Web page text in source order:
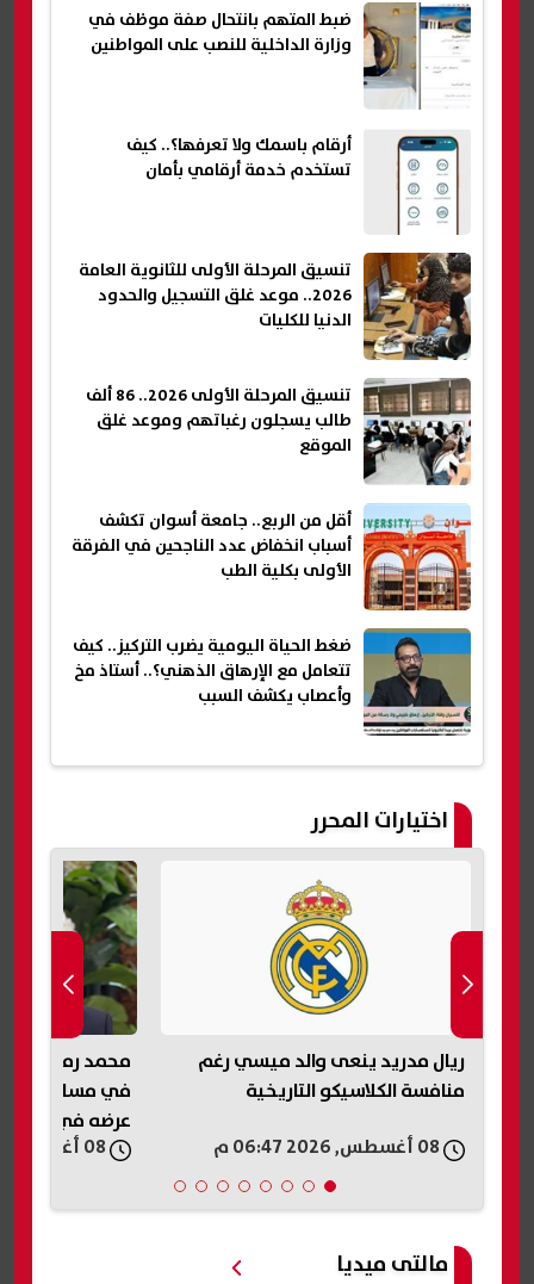
ضبط المتهم بانتحال صفة موظف في
وزارة الداخلية للنصب على المواطنين
أرقام باسمك ولا تعرفها؟.. كيف
تستخدم خدمة أرقامي بأمان
تنسيق المرحلة الأولى للثانوية العامة
2026.. موعد غلق التسجيل والحدود
الدنيا للكليات
تنسيق المرحلة الأولى 2026.. 86 ألف
طالب يسجلون رغباتهم وموعد غلق
الموقع
أقل من الربع.. جامعة أسوان تكشف
أسباب انخفاض عدد الناجحين في الفرقة
الأولى بكلية الطب
ضغط الحياة اليومية يضرب التركيز.. كيف
تتعامل مع الإرهاق الذهني؟.. أستاذ مخ
وأعصاب يكشف السبب
اختيارات المحرر
ريال مدريد ينعى والد ميسي رغم
منافسة الكلاسيكو التاريخية
محمد رمضان
في مسلسل
عرضه في رمضان
مالتى ميديا